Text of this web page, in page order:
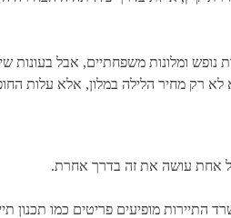
ומלונות משפחתיים, אבל בעונות
לא רק מחיר הלילה במלון, אלא עלות
אחת עושה את זה בדרך אחרת.
התיירות מופיעים פריטים כמו תכנון